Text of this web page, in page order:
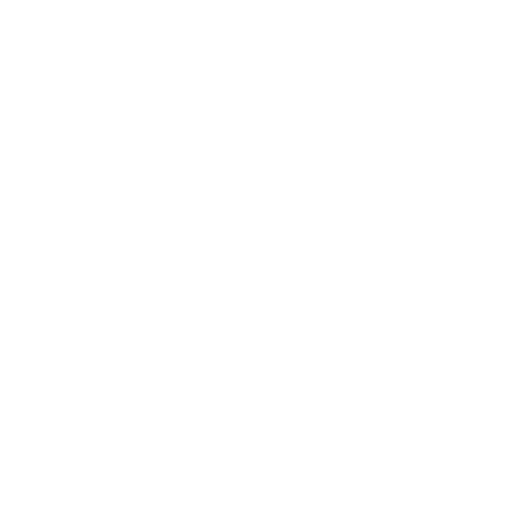
了承ください。
き作成されるも
をご了承くださ
です。
ありません。
です。
ず変更すること
1000ppm以下、
) : 1000ppm、
、
可)を取得する
これらの製造装
通知します。
ムロン制御